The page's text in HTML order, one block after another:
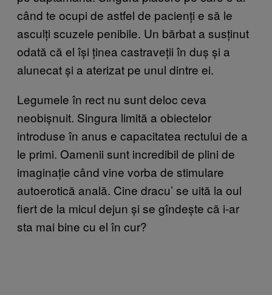
când te ocupi de astfel de pacienți e să le
asculți scuzele penibile. Un bărbat a susținut
odată că el își ținea castraveții în duș și a
alunecat și a aterizat pe unul dintre ei.
Legumele în rect nu sunt deloc ceva
neobișnuit. Singura limită a obiectelor
introduse în anus e capacitatea rectului de a
le primi. Oamenii sunt incredibil de plini de
imaginație când vine vorba de stimulare
autoerotică anală. Cine dracu’ se uită la oul
fiert de la micul dejun și se gîndește că i-ar
sta mai bine cu el în cur?